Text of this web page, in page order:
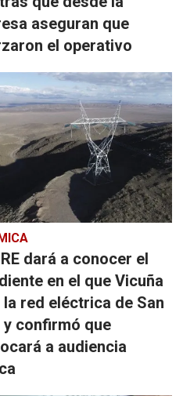
aseguran que
el operativo
dará a conocer el
en el que Vicuña
red eléctrica de San
y confirmó que
a audiencia